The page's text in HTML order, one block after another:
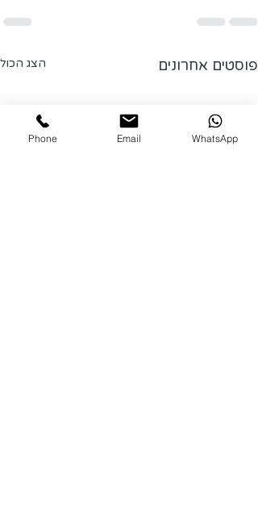
פוסטים אחרונים הצג הכול
Phone Email WhatsApp